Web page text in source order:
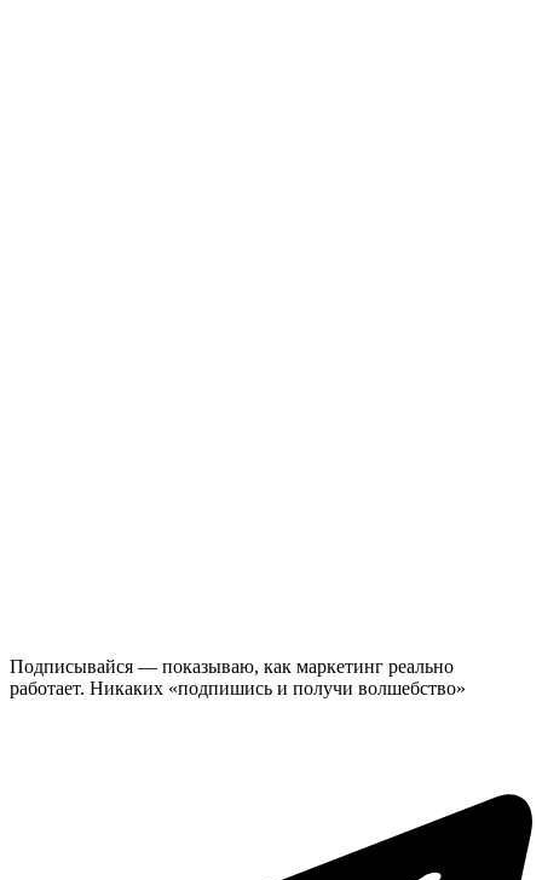
Подписывайся — показываю, как маркетинг реально
работает. Никаких «подпишись и получи волшебство»